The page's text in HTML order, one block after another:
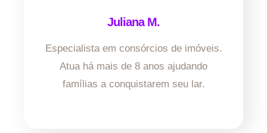
Juliana M.
Especialista em consórcios de imóveis.
Atua há mais de 8 anos ajudando
famílias a conquistarem seu lar.